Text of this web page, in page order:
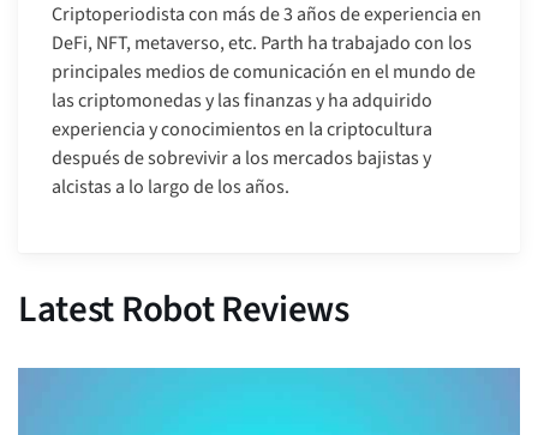
Criptoperiodista con más de 3 años de experiencia en
DeFi, NFT, metaverso, etc. Parth ha trabajado con los
principales medios de comunicación en el mundo de
las criptomonedas y las finanzas y ha adquirido
experiencia y conocimientos en la criptocultura
después de sobrevivir a los mercados bajistas y
alcistas a lo largo de los años.
Latest Robot Reviews